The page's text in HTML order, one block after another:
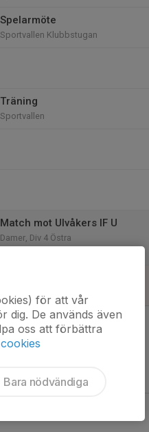
Spelarmöte
Sportvallen Klubbstugan
Träning
Sportvallen
Match mot Ulvåkers IF U
Damer, Div 4 Östra
för att vår
dig. De används även
oss att förbättra
Bara nödvändiga